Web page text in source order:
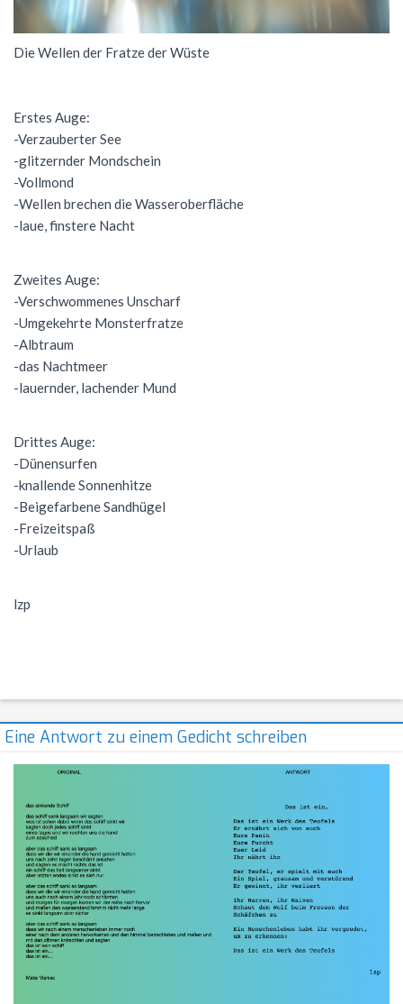
Die Wellen der Fratze der Wüste
Erstes Auge:
-Verzauberter See
-glitzernder Mondschein
-Vollmond
-Wellen brechen die Wasseroberfläche
-laue, finstere Nacht
Zweites Auge:
-Verschwommenes Unscharf
-Umgekehrte Monsterfratze
-Albtraum
-das Nachtmeer
-lauernder, lachender Mund
Drittes Auge:
-Dünensurfen
-knallende Sonnenhitze
-Beigefarbene Sandhügel
-Freizeitspaß
-Urlaub
lzp
Eine Antwort zu einem Gedicht schreiben